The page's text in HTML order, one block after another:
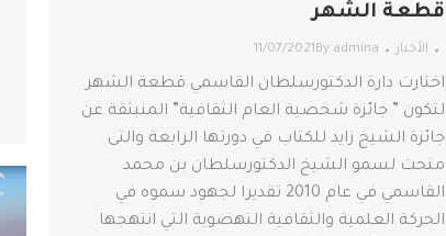
قطعة الشهر
الأخبار By admina
11/07/2021
اختارت دارة الدكتورسلطان القاسمي قطعة الشهر
لتكون ” جائزة شخصية العام الثقافية” المنبثقة عن
جائزة الشيخ زايد للكتاب في دورتها الرابعة والتى
منحت لسمو الشيخ الدكتورسلطان بن محمد
القاسمي في عام 2010 تقديرا لجهود سموه في
الحركة العلمية والثقافية النهضوية التي انتهجها